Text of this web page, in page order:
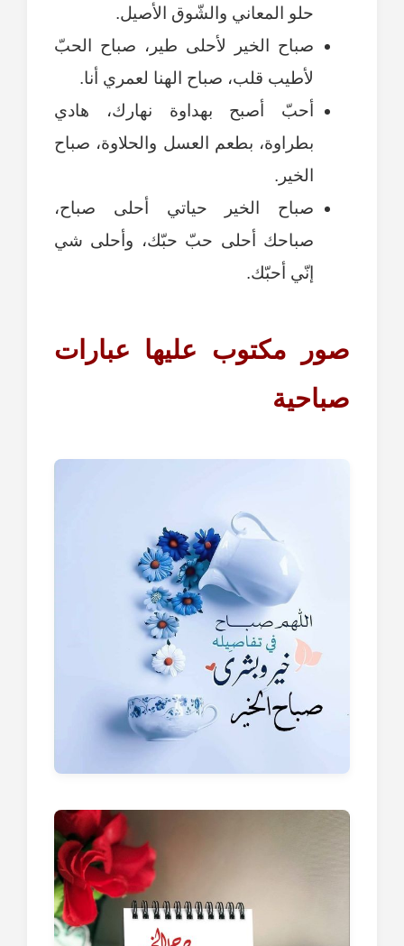
حلو المعاني والشّوق الأصيل.
صباح الخير لأحلى طير، صباح الحبّ
لأطيب قلب، صباح الهنا لعمري أنا.
أحبّ أصبح بهداوة نهارك، هادي
بطراوة، بطعم العسل والحلاوة، صباح
الخير.
صباح الخير حياتي أحلى صباح،
صباحك أحلى حبّ حبّك، وأحلى شي
إنّي أحبّك.
صور مكتوب عليها عبارات
صباحية